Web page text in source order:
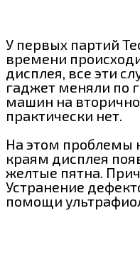
У первых партий
времени
дисплея, все эти
гаджет меняли по
машин на
практически нет.
На этом проблемы
краям дисплея
желтые пятна.
Устранение
помощи